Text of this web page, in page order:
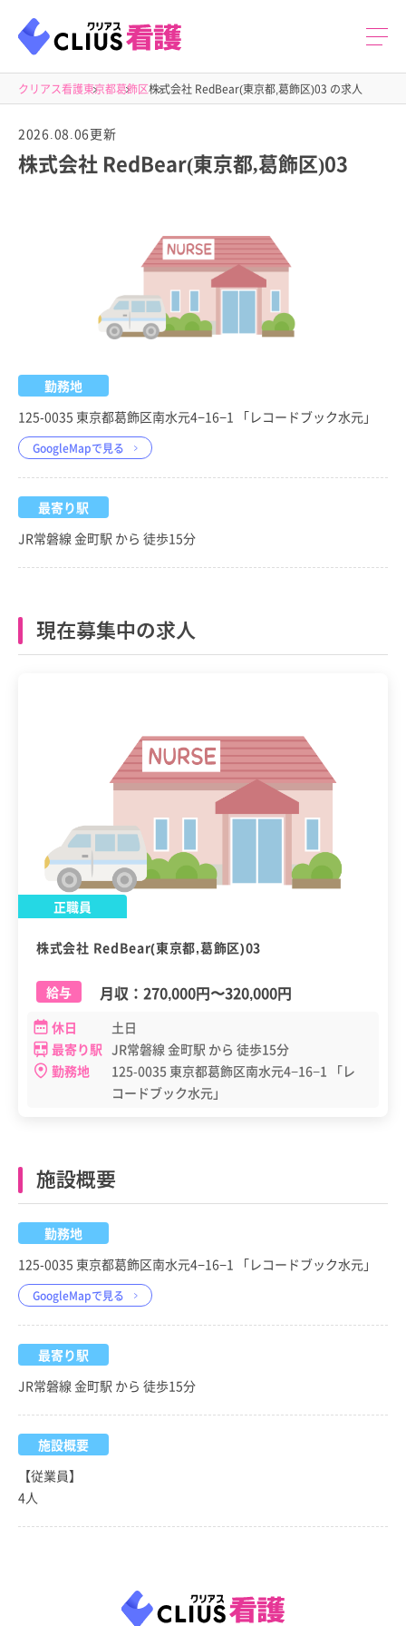
クリアス看護東京都葛飾区株式会社 RedBear(東京都,葛飾区)03 の求人
2026.08.06更新
株式会社 RedBear(東京都,葛飾区)03
勤務地
125-0035 東京都葛飾区南水元4−16−1 「レコードブック水元」
GoogleMapで見る
最寄り駅
JR常磐線 金町駅 から 徒歩15分
現在募集中の求人
正職員
株式会社 RedBear(東京都,葛飾区)03
給与 月収： 270,000円〜320,000円
休日
土日
最寄り駅 JR常磐線 金町駅 から 徒歩15分
勤務地
125-0035 東京都葛飾区南水元4−16−1 「レ
コードブック水元」
施設概要
勤務地
125-0035 東京都葛飾区南水元4−16−1 「レコードブック水元」
GoogleMapで見る
最寄り駅
JR常磐線 金町駅 から 徒歩15分
施設概要
【従業員】
4人